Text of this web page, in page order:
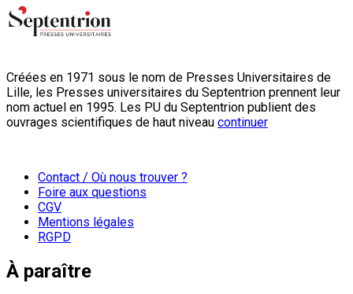
Créées en 1971 sous le nom de Presses Universitaires de
Lille, les Presses universitaires du Septentrion prennent leur
nom actuel en 1995. Les PU du Septentrion publient des
ouvrages scientifiques de haut niveau continuer
Contact / Où nous trouver ?
Foire aux questions
CGV
Mentions légales
RGPD
À paraître